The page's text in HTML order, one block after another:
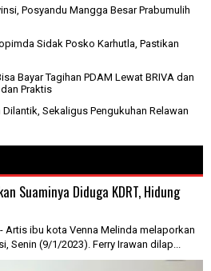
Posyandu Mangga Besar Prabumulih
Sidak Posko Karhutla, Pastikan
Bayar Tagihan PDAM Lewat BRIVA dan
Praktis
Dilantik, Sekaligus Pengukuhan Relawan
Suaminya Diduga KDRT, Hidung
Artis ibu kota Venna Melinda melaporkan
Senin (9/1/2023). Ferry Irawan dilap...